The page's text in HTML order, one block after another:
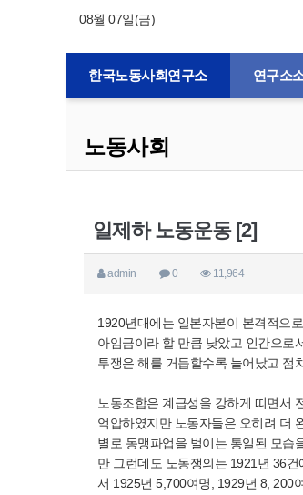
08월 07일(금)
한국노동사회연구소 연구소
노동사회
일제하 노동운동 [2]
admin 0 11,964
1920년대에는 일본자본이 본격적으
아임금이라 할 만큼 낮았고 인간으로
투쟁은 해를 거듭할수록 늘어났고 점
노동조합은 계급성을 강하게 띠면서
억압하였지만 노동자들은 오히려 더
별로 동맹파업을 벌이는 통일된 모습
만 그런데도 노동쟁의는 1921년 36
서 1925년 5,700여명, 1929년 8, 200